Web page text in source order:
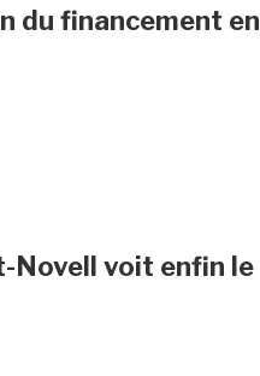
du financement en
Novell voit enfin le